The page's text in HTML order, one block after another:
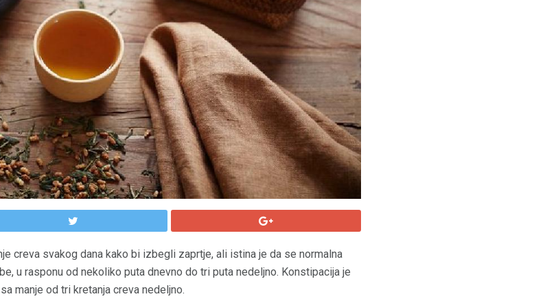
creva svakog dana kako bi izbegli zaprtje, ali istina je da se normalna
u rasponu od nekoliko puta dnevno do tri puta nedeljno. Konstipacija je
manje od tri kretanja creva nedeljno.